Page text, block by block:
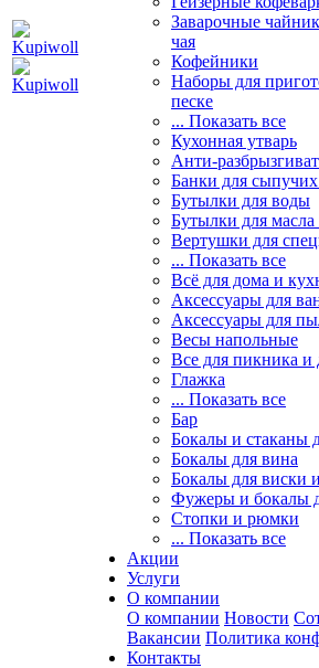
Заварочные
чая
Кофейники
Наборы для
песке
... Показать все
Кухонная утварь
Анти-
Банки для
Бутылки для воды
Бутылки для масла
Вертушки для
... Показать все
Всё для дома и
Аксессуары для
Аксессуары для
Весы напольные
Все для пикника и
Глажка
... Показать все
Бар
Бокалы и стаканы
Бокалы для вина
Бокалы для виски
Фужеры и бокалы
Стопки и рюмки
... Показать все
Акции
Услуги
О компании
О компании Новости
Вакансии Политика
Контакты